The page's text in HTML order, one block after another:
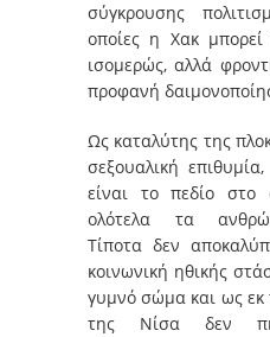
σύγκρουσης
οποίες η Χακ
ισομερώς, αλλά
προφανή
Ως καταλύτης της
σεξουαλική
είναι το πεδίο στο
ολότελα τα
Τίποτα δεν
κοινωνική ηθικής
γυμνό σώμα και ως εκ
της Νίσα δεν